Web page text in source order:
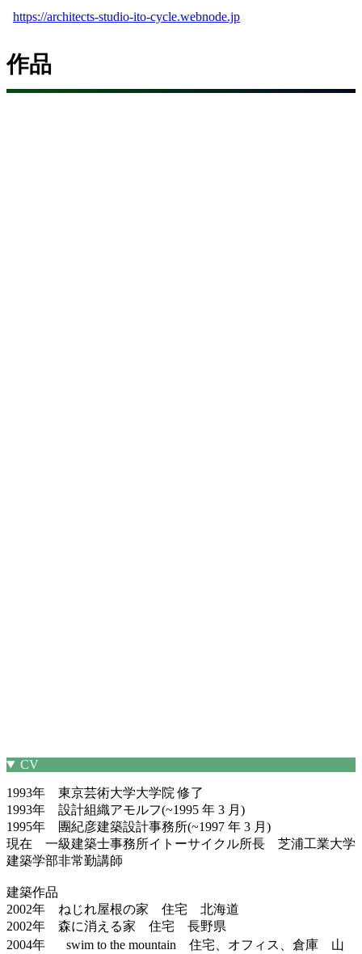
https://architects-studio-ito-cycle.webnode.jp
作品
CV
1993年 東京芸術大学大学院 修了
1993年 設計組織アモルフ(~1995 年 3 月)
1995年 團紀彦建築設計事務所(~1997 年 3 月)
現在 一級建築士事務所イトーサイクル所長 芝浦工業大学
建築学部非常勤講師
建築作品
2002年 ねじれ屋根の家 住宅 北海道
2002年 森に消える家 住宅 長野県
2004年 swim to the mountain 住宅、オフィス、倉庫 山